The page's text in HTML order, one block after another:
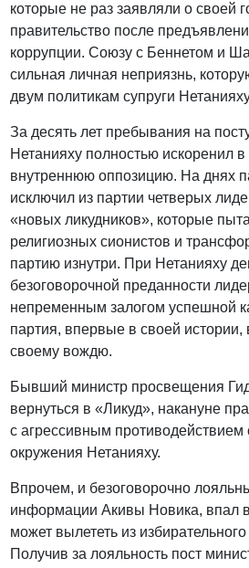
которые не раз заявляли о своей
правительство после
коррупции. Союзу с Беннетом и
сильная личная неприязнь,
двум политикам супруги
За десять лет пребывания на
Нетанияху полностью искоренил
внутреннюю оппозицию. На днях
исключил из партии четверых
«новых ликудников», которые
религиозных сионистов и
партию изнутри. При Нетанияху
безоговорочной преданности
непременным залогом успешной
партия, впервые в своей
своему вождю.
Бывший министр просвещения
вернуться в «Ликуд», накануне
с агрессивным противодействием
окружения Нетанияху.
Впрочем, и безоговорочно
информации Акивы Новика, впал
может вылететь из
Получив за лояльность пост